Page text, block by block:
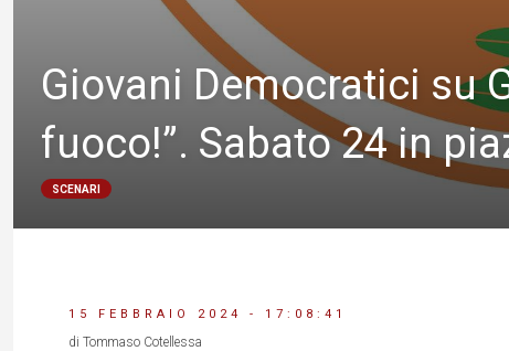
Giovani Democratici su
fuoco!”. Sabato 24 in
SCENARI
15 FEBBRAIO 2024 - 17:08:41
di Tommaso Cotellessa